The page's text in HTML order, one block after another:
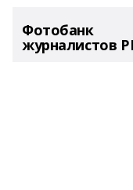
Фотобанк
журналистов